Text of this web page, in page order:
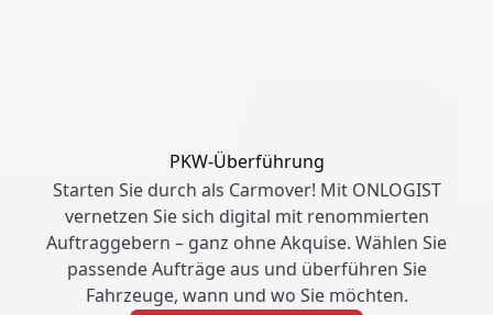
PKW-Überführung
Starten Sie durch als Carmover! Mit ONLOGIST
vernetzen Sie sich digital mit renommierten
Auftraggebern – ganz ohne Akquise. Wählen Sie
passende Aufträge aus und überführen Sie
Fahrzeuge, wann und wo Sie möchten.